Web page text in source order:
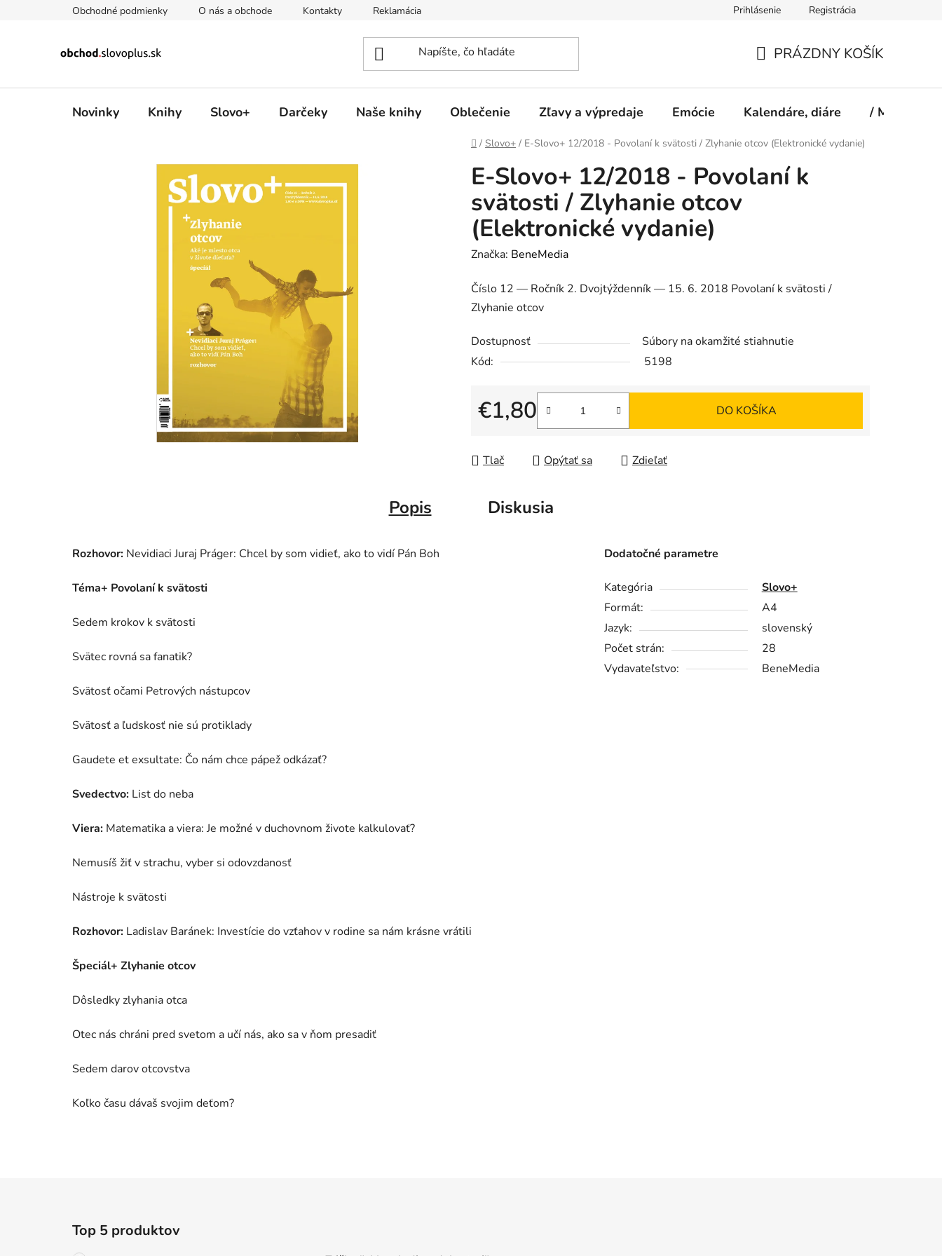
Obchodné podmienky O nás a obchode Kontakty Reklamácia Prihlásenie Registrácia
KOŠÍK
PRÁZDNY KOŠÍK
Novinky Knihy Slovo+ Darčeky Naše knihy Oblečenie Zľavy a výpredaje Emócie Kalendáre, diáre / Magazín
Domov
/ Slovo+ / E-Slovo+ 12/2018 - Povolaní k svätosti / Zlyhanie otcov (Elektronické vydanie)
E-Slovo+ 12/2018 - Povolaní k
svätosti / Zlyhanie otcov
(Elektronické vydanie)
Značka: BeneMedia
Číslo 12 — Ročník 2. Dvojtýždenník — 15. 6. 2018 Povolaní k svätosti /
Zlyhanie otcov
Dostupnosť
Súbory na okamžité stiahnutie
Kód:
5198
€1,80
Jednotková cena:
DO KOŠÍKA
Tlač Opýtať sa Zdieľať
Popis Diskusia
Rozhovor: Nevidiaci Juraj Práger: Chcel by som vidieť, ako to vidí Pán Boh
Téma+ Povolaní k svätosti
Sedem krokov k svätosti
Svätec rovná sa fanatik?
Svätosť očami Petrových nástupcov
Svätosť a ľudskosť nie sú protiklady
Gaudete et exsultate: Čo nám chce pápež odkázať?
Svedectvo: List do neba
Viera: Matematika a viera: Je možné v duchovnom živote kalkulovať?
Nemusíš žiť v strachu, vyber si odovzdanosť
Nástroje k svätosti
Rozhovor: Ladislav Baránek: Investície do vzťahov v rodine sa nám krásne vrátili
Špeciál+ Zlyhanie otcov
Dôsledky zlyhania otca
Otec nás chráni pred svetom a učí nás, ako sa v ňom presadiť
Sedem darov otcovstva
Koľko času dávaš svojim deťom?
Dodatočné parametre
Kategória
Slovo+
Formát:
A4
Jazyk:
slovenský
Počet strán:
28
Vydavateľstvo:
BeneMedia
Top 5 produktov